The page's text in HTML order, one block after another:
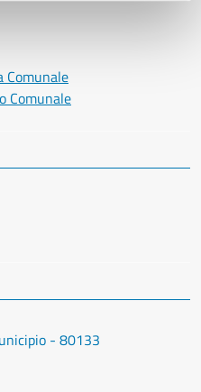
Comunale
Comunale
- 80133